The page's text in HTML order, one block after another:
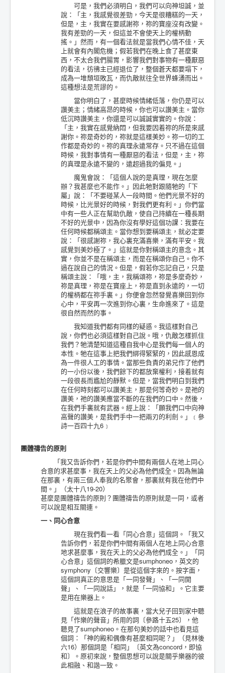
可是，我們必須明白，我們可以向神坦誠，並
說：「主，我感覺很差勁，今天是很糟糕的一天，
但是，主，我實在要感謝祢，祢的寶座沒有改變。
我有差勁的一天，但這並不會使天上的權柄動
搖。」然而，有一個看法就是當我們心情不佳，天
上就會有內閣危機；假若我們在晚上食了甚麼東
西，不太合我們腸胃，影響我們對事物有一種厭惡
的看法，彷彿主已經退位了，整個蒼天都要塌下，
成為一堆頹垣敗瓦，而仇敵就往全世界蜂湧而出。
這種想法是荒謬的。
當你明白了，甚麼時候情緒低落，你仍是可以
讚美主；情緒高昂的時候，你也可以讚美主。當你
低沉時讚美主，你還是可以誠誠實實的。你說：
「主，我實在感覺納悶，但我要因着祢的所是來感
謝你。祢是奇妙的，祢就是這樣美妙。祢一切的工
作都是奇妙的。祢的真理永遠常存。只不過在這個
時候，我對事情有一種厭惡的看法，但是，主，祢
的真理是永遠不變的，遠超過我的偏見。」
魔鬼會說：「這個人說的是真理，現在怎麼
辦？我甚麼也不能作。」因此牠對跟隨牠的「下
屬」說：「不要碰某人一段時間。他們光景不好的
時候，比光景好的時候，對我們更有利。」你們當
中有一些人正在幫助仇敵，使自己持續在一種長期
不好的光景中，因為你沒有學好這個功課：我要在
任何時候都稱頌主。當你想到要稱頌主，就必定要
說：「很感謝祢，我心裏充滿喜樂，滿有平安。我
感覺到美妙極了。」這就是你對稱頌主的意念。其
實，你並不是在稱頌主，而是在稱頌你自己。你不
過在說自己的情況。但是，假若你忘記自己，只是
稱頌主說：「哦，主，我稱頌祢，祢是多麼奇妙，
祢是真理，祢是在寶座上，祢是直到永遠的，一切
的權柄都在祢手裏。」你便會忽然發覺喜樂回到你
心中，平安再一次進到你心裏，生命進來了。這是
很自然而然的事。
我知道我們都有同樣的疑惑。我這樣對自己
說，你們也必須這樣對自己說。哦，仇敵怎樣抓住
我們？牠清楚知道這種自我中心是我們每一個人的
本性。牠在這事上把我們綁得緊緊的，因此感恩成
為一件很人工的事情。當那些負責的弟兄作了他們
的一小份以後，我們餘下的都放棄權利，接着就有
一段很長而尷尬的靜默。但是，當我們明白到我們
在任何時刻都可以讚美主，那是何等奇妙。是祂的
讚美，祂的讚美應當不斷的在我們的口中。然後，
在我們手裏就有武器。經上說：「願我們口中向神
高聲的讚美，是我們手中一把兩刃的利劍。」﹝參
詩一百四十九6﹞
團體禱告的原則
「我又告訴你們，若是你們中間有兩個人在地上同心
合意的求甚麼事，我在天上的父必為他們成全。因為無論
在那裏，有兩三個人奉我的名聚會，那裏就有我在他們中
間。」（太十八19-20）
甚麼是團體禱告的原則？團體禱告的原則就是一同，或者
可以說是相互關連。
一、同心合意
現在我們看一看「同心合意」這個詞。「我又
告訴你們，若是你們中間有兩個人在地上同心合意
地求甚麼事，我在天上的父必為他們成全。」「同
心合意」這個詞的希臘文是sumphoneo，英文的
symphony〔交響樂〕是從這個字來的。按字面，
這個詞真正的意思是「一同發聲」、「一同開
聲」、「一同說話」，就是「一同協和」。它主要
是用在樂器上。
這就是在浪子的故事裏，當大兒子回到家中聽
見「作樂的聲音」所用的詞〔參路十五25〕，他
聽見了sumphoneo。在那句美妙的話中也看見這
個詞：「神的殿和偶像有甚麼相同呢？」（見林後
六16）那個詞是「相同」〔英文為concord，即協
和〕。原初來說，整個思想可以說是關乎樂器的彼
此相融、和諧一致。